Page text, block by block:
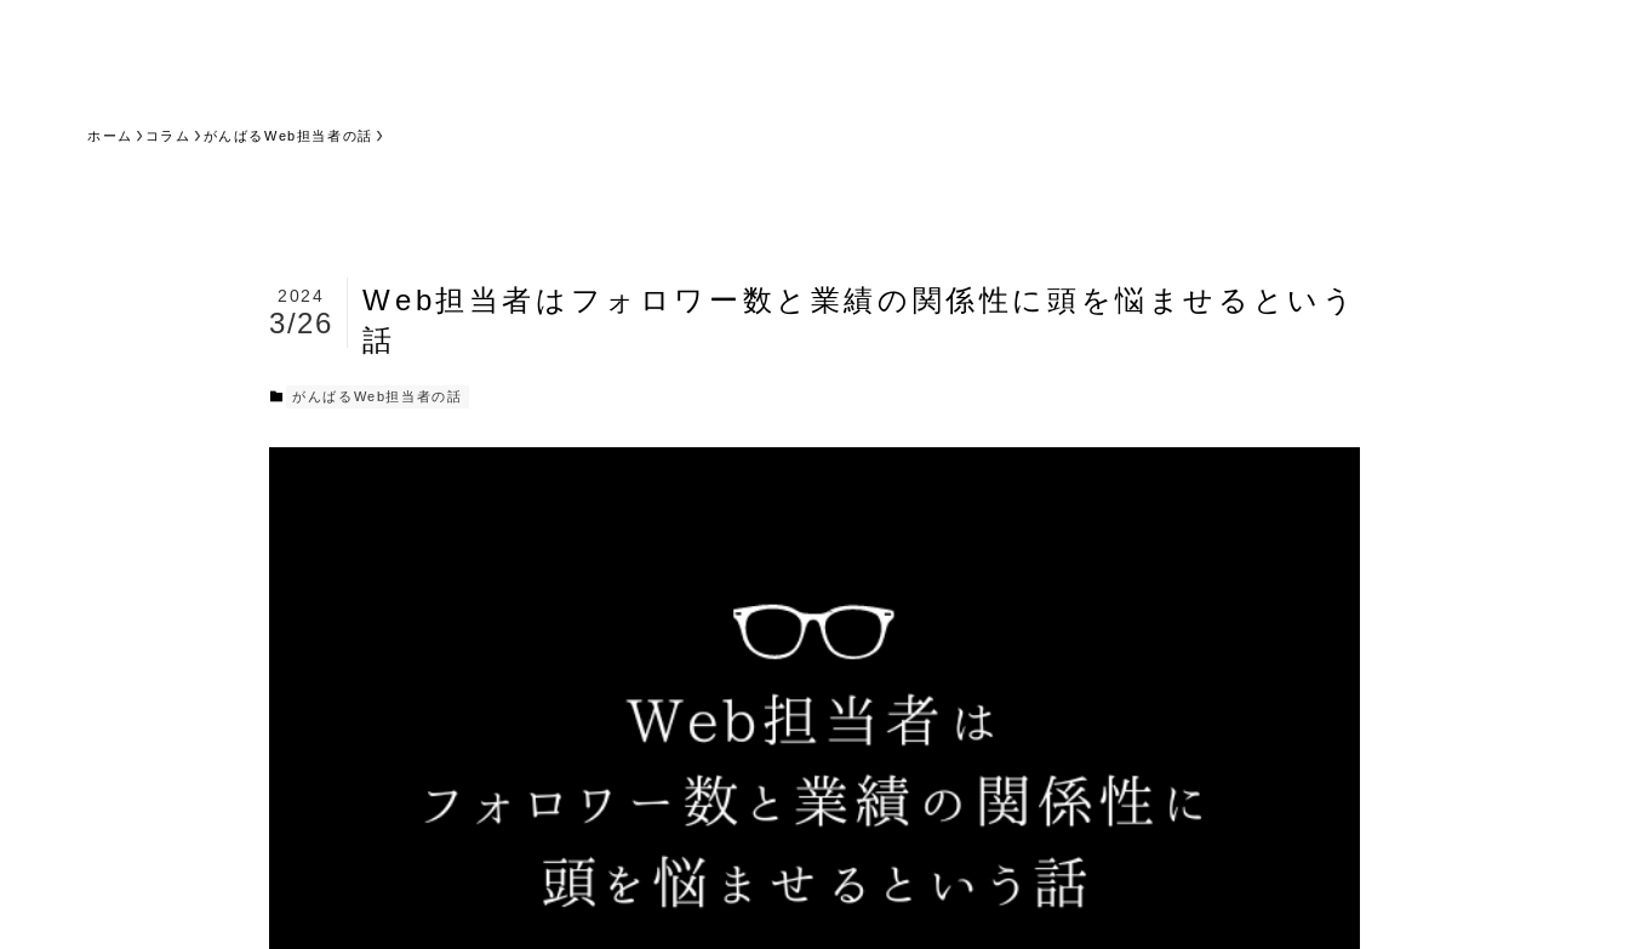
ホーム コラム がんばるWeb担当者の話
Web担当者はフォロワー数と業績の関係性に頭を悩ませるという
話
2024
3/26
がんばるWeb担当者の話